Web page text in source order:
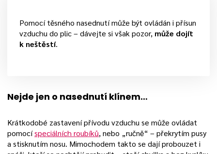
Pomocí těsného nasednutí může být ovládán i přísun
vzduchu do plic – dávejte si však pozor, může dojít
k neštěstí.
Nejde jen o nasednutí klínem…
Krátkodobé zastavení přívodu vzduchu se může ovládat
pomocíspeciálních roubíků, nebo „ručně“ – překrytím pusy
a stisknutím nosu. Mimochodem takto se dají probouzet i